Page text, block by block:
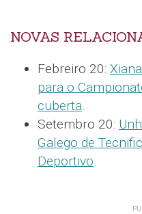
NOVAS
Febreiro 20:
para o
cuberta.
Setembro 20:
Galego de
Deportivo.